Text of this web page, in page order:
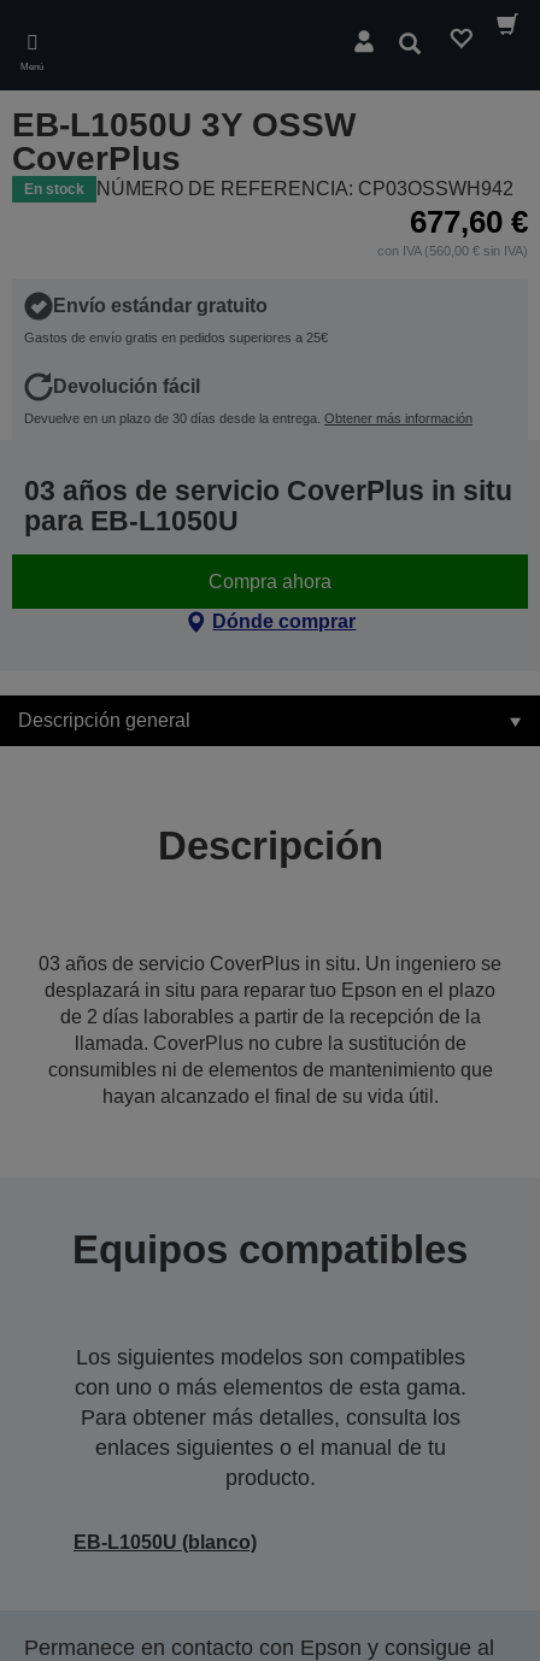
main
content
Menú
Buscar
EB-L1050U 3Y OSSW
CoverPlus
En stock NÚMERO DE REFERENCIA: CP03OSSWH942
677,60 €
con IVA (560,00 € sin IVA)
Envío estándar gratuito
Gastos de envío gratis en pedidos superiores a 25€
Devolución fácil
Devuelve en un plazo de 30 días desde la entrega. Obtener más información
03 años de servicio CoverPlus in situ
para EB-L1050U
Compra ahora
Dónde comprar
Descripción general
Descripción
03 años de servicio CoverPlus in situ. Un ingeniero se
desplazará in situ para reparar tuo Epson en el plazo
de 2 días laborables a partir de la recepción de la
llamada. CoverPlus no cubre la sustitución de
consumibles ni de elementos de mantenimiento que
hayan alcanzado el final de su vida útil.
Equipos compatibles
Los siguientes modelos son compatibles
con uno o más elementos de esta gama.
Para obtener más detalles, consulta los
enlaces siguientes o el manual de tu
producto.
EB-L1050U (blanco)
Permanece en contacto con Epson y consigue al